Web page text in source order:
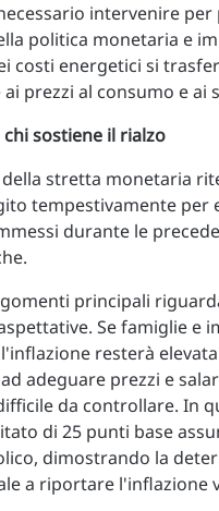
intervenire per
politica monetaria e
costi energetici si
prezzi al consumo e ai
sostiene il rialzo
stretta monetaria
tempestivamente
durante le
principali
Se famiglie e
resterà
adeguare prezzi e
da controllare. In
di 25 punti base
dimostrando la
a riportare l'inflazione